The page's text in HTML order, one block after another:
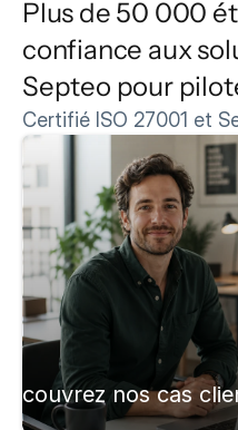
Plus de 50 000
confiance aux
Septeo pour
Certifié ISO 27001 et
nos cas